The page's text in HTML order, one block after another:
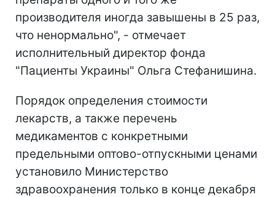
производителя иногда завышены в 25 раз,
что ненормально", - отмечает
исполнительный директор фонда
"Пациенты Украины" Ольга Стефанишина.
Порядок определения стоимости
лекарств, а также перечень
медикаментов с конкретными
предельными оптово-отпускными ценами
установило Министерство
здравоохранения только в конце декабря